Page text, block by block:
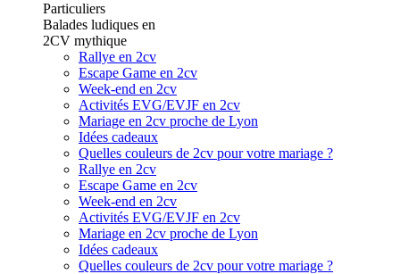
Particuliers
Balades ludiques en
2CV mythique
Rallye en 2cv
Escape Game en 2cv
Week-end en 2cv
Activités EVG/EVJF en 2cv
Mariage en 2cv proche de Lyon
Idées cadeaux
Quelles couleurs de 2cv pour votre mariage ?
Rallye en 2cv
Escape Game en 2cv
Week-end en 2cv
Activités EVG/EVJF en 2cv
Mariage en 2cv proche de Lyon
Idées cadeaux
Quelles couleurs de 2cv pour votre mariage ?